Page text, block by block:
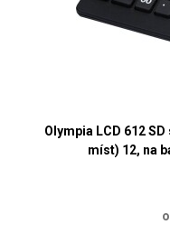
Olympia LCD 612
míst) 12, na